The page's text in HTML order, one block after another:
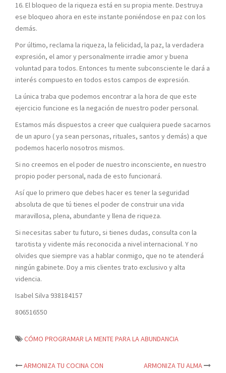
16. El bloqueo de la riqueza está en su propia mente. Destruya
ese bloqueo ahora en este instante poniéndose en paz con los
demás.
Por último, reclama la riqueza, la felicidad, la paz, la verdadera
expresión, el amor y personalmente irradie amor y buena
voluntad para todos. Entonces tu mente subconsciente le dará a
interés compuesto en todos estos campos de expresión.
La única traba que podemos encontrar a la hora de que este
ejercicio funcione es la negación de nuestro poder personal.
Estamos más dispuestos a creer que cualquiera puede sacarnos
de un apuro ( ya sean personas, rituales, santos y demás) a que
podemos hacerlo nosotros mismos.
Si no creemos en el poder de nuestro inconsciente, en nuestro
propio poder personal, nada de esto funcionará.
Así que lo primero que debes hacer es tener la seguridad
absoluta de que tú tienes el poder de construir una vida
maravillosa, plena, abundante y llena de riqueza.
Si necesitas saber tu futuro, si tienes dudas, consulta con la
tarotista y vidente más reconocida a nivel internacional. Y no
olvides que siempre vas a hablar conmigo, que no te atenderá
ningún gabinete. Doy a mis clientes trato exclusivo y alta
videncia.
Isabel Silva 938184157
806516550
CÓMO PROGRAMAR LA MENTE PARA LA ABUNDANCIA
ARMONIZA TU COCINA CON
ARMONIZA TU ALMA